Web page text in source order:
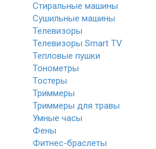
Стиральные машины
Сушильные машины
Телевизоры
Телевизоры Smart TV
Тепловые пушки
Тонометры
Тостеры
Триммеры
Триммеры для травы
Умные часы
Фены
Фитнес-браслеты